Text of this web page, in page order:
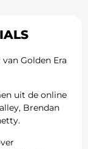
Golden Era
uit de online
Brendan